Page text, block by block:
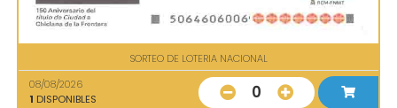
SORTEO DE LOTERIA NACIONAL
08/08/2026
1 DISPONIBLES 0